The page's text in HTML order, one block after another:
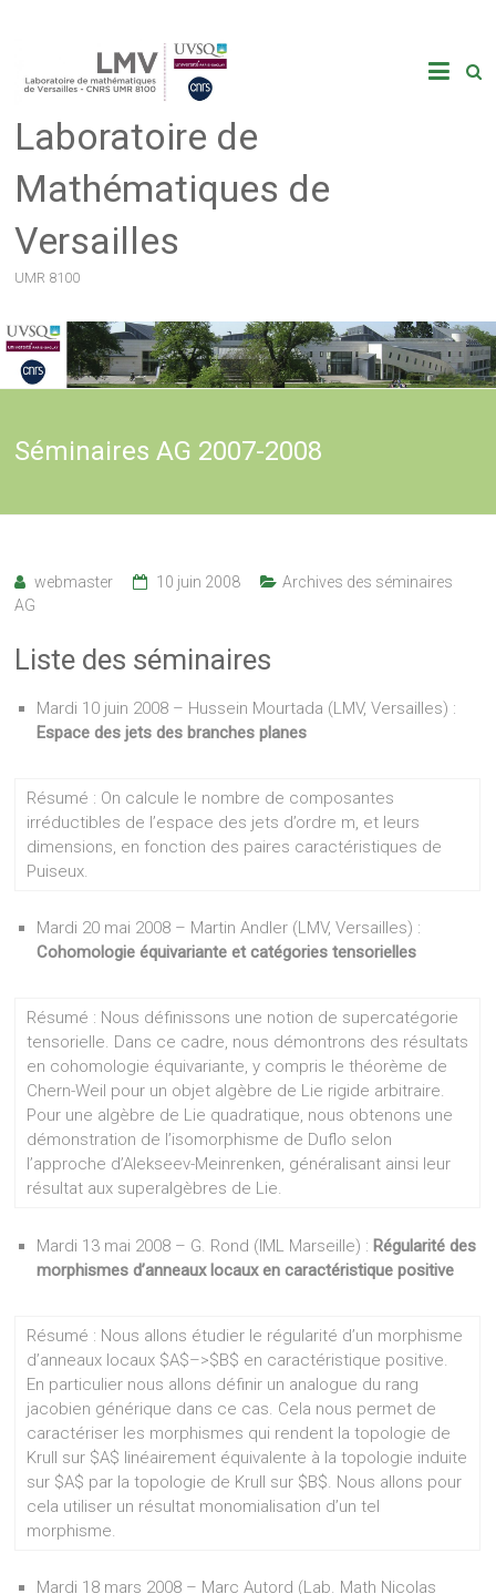
Laboratoire de
Mathématiques de
Versailles
UMR 8100
Séminaires AG 2007-2008
webmaster 10 juin 2008
Archives des séminaires
AG
Liste des séminaires
Mardi 10 juin 2008 – Hussein Mourtada (LMV, Versailles) :
Espace des jets des branches planes
Résumé : On calcule le nombre de composantes
irréductibles de l’espace des jets d’ordre m, et leurs
dimensions, en fonction des paires caractéristiques de
Puiseux.
Mardi 20 mai 2008 – Martin Andler (LMV, Versailles) :
Cohomologie équivariante et catégories tensorielles
Résumé : Nous définissons une notion de supercatégorie
tensorielle. Dans ce cadre, nous démontrons des résultats
en cohomologie équivariante, y compris le théorème de
Chern-Weil pour un objet algèbre de Lie rigide arbitraire.
Pour une algèbre de Lie quadratique, nous obtenons une
démonstration de l’isomorphisme de Duflo selon
l’approche d’Alekseev-Meinrenken, généralisant ainsi leur
résultat aux superalgèbres de Lie.
Mardi 13 mai 2008 – G. Rond (IML Marseille) : Régularité des
morphismes d’anneaux locaux en caractéristique positive
Résumé : Nous allons étudier le régularité d’un morphisme
d’anneaux locaux $A$–>$B$ en caractéristique positive.
En particulier nous allons définir un analogue du rang
jacobien générique dans ce cas. Cela nous permet de
caractériser les morphismes qui rendent la topologie de
Krull sur $A$ linéairement équivalente à la topologie induite
sur $A$ par la topologie de Krull sur $B$. Nous allons pour
cela utiliser un résultat monomialisation d’un tel
morphisme.
Mardi 18 mars 2008 – Marc Autord (Lab. Math Nicolas